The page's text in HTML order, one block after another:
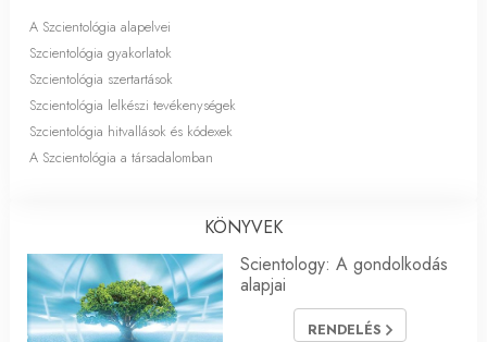
A Szcientológia alapelvei
Szcientológia gyakorlatok
Szcientológia szertartások
Szcientológia lelkészi tevékenységek
Szcientológia hitvallások és kódexek
A Szcientológia a társadalomban
KÖNYVEK
Scientology: A gondolkodás
alapjai
RENDELÉS